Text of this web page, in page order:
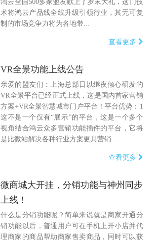
鸿云全国500多家盟友献上了岁末大礼，这门技
术将鸿云产品线全线升级引领行业，其无可复
制的市场竞争力将为各地带...
查看更多
VR全景功能上线公告
亲爱的盟友们：上海总部日以继夜倾心研发的
VR全景平台已经正式上线，这是国内首家营销
方案+VR全景智慧城市门户平台！平台优势：1
这不是一个仅有“展示”的平台，这是一个多个
视角结合鸿云众多营销功能插件的平台，它将
是比微站解决各种行业方案更具营销...
查看更多
微商城大开挂，分销功能与神州同步
上线！
什么是分销功能呢？简单来说就是商家开通分
销功能以后，普通用户可在手机上开小店并代
理商家的商品帮助商家售卖商品，同时可以获